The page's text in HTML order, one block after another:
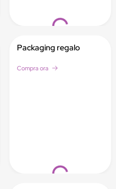
Loading...
Loading...
Packaging regalo
Compra ora